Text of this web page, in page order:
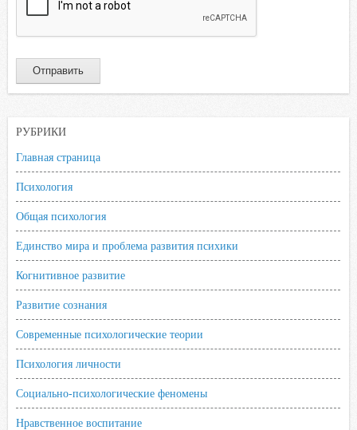
РУБРИКИ
Главная страница
Психология
Общая психология
Единство мира и проблема развития психики
Когнитивное развитие
Развитие сознания
Современные психологические теории
Психология личности
Социально-психологические феномены
Нравственное воспитание